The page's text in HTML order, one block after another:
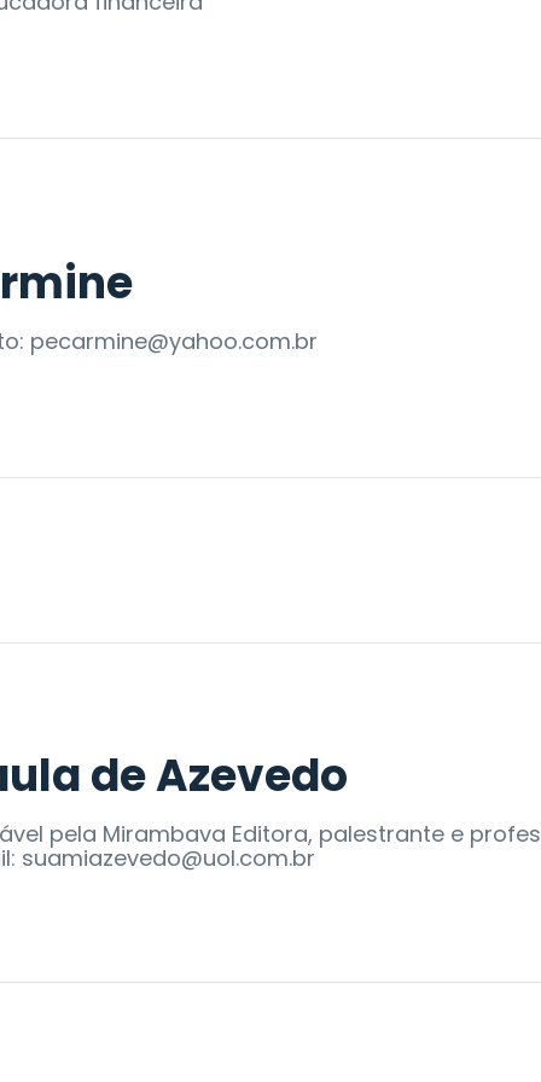
pecarmine@yahoo.com.br
de Azevedo
pela Mirambava Editora, palestrante e
suamiazevedo@uol.com.br